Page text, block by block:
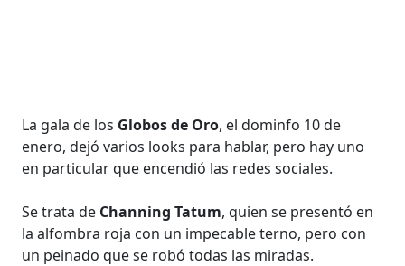
La gala de los Globos de Oro, el dominfo 10 de
enero, dejó varios looks para hablar, pero hay uno
en particular que encendió las redes sociales.
Se trata de Channing Tatum, quien se presentó en
la alfombra roja con un impecable terno, pero con
un peinado que se robó todas las miradas.